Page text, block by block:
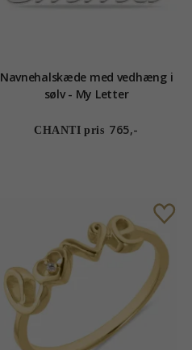
Navnehalskæde med vedhæng i
sølv - My Letter
CHANTI pris 765,-